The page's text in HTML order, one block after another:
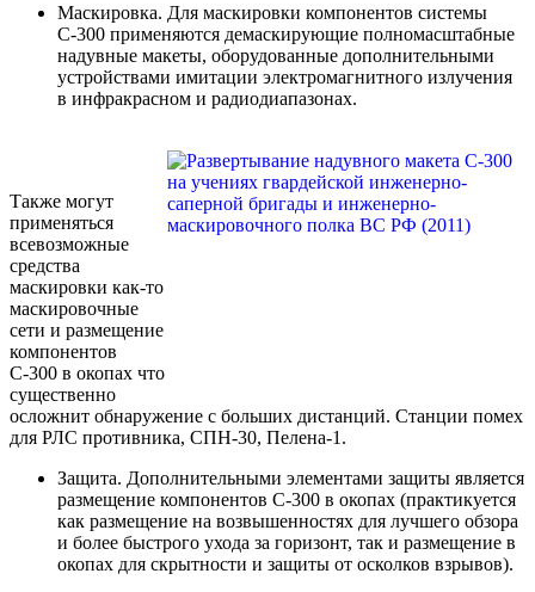
Маскировка. Для маскировки компонентов системы
С-300 применяются демаскирующие полномасштабные
надувные макеты, оборудованные дополнительными
устройствами имитации электромагнитного излучения
в инфракрасном и радиодиапазонах.
Также могут
применяться
всевозможные
средства
маскировки как-то
маскировочные
сети и размещение
компонентов
С-300 в окопах что
существенно
осложнит обнаружение с больших дистанций. Станции помех
для РЛС противника, СПН-30, Пелена-1.
Защита. Дополнительными элементами защиты является
размещение компонентов С-300 в окопах (практикуется
как размещение на возвышенностях для лучшего обзора
и более быстрого ухода за горизонт, так и размещение в
окопах для скрытности и защиты от осколков взрывов).